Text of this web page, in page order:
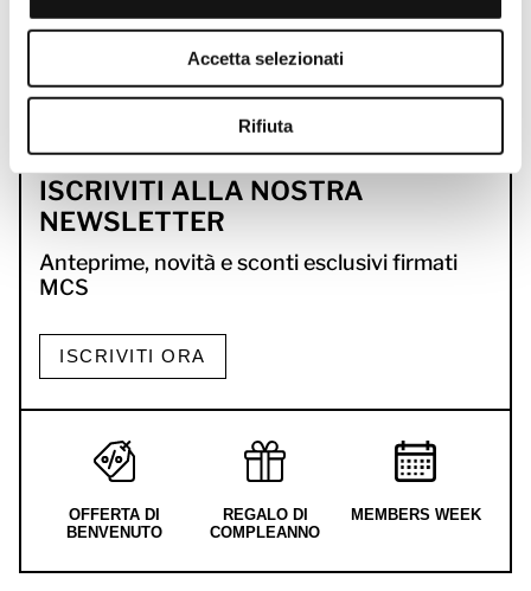
Accetta selezionati
Rifiuta
ISCRIVITI ALLA NOSTRA
NEWSLETTER
Anteprime, novità e sconti esclusivi firmati
MCS
ISCRIVITI ORA
OFFERTA DI
BENVENUTO
REGALO DI
COMPLEANNO
MEMBERS WEEK